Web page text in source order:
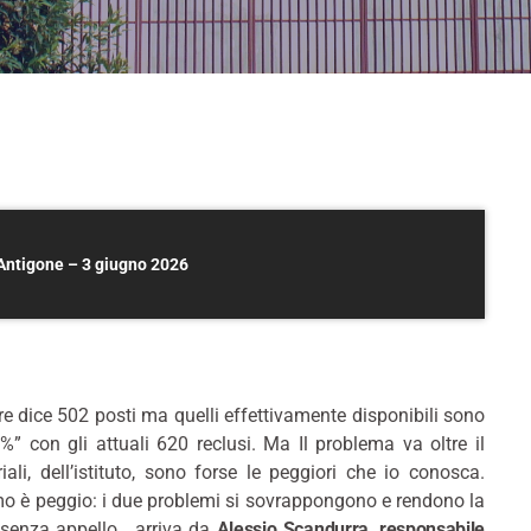
– 3 giugno 2026
dice 502 posti ma quelli effettivamente disponibili sono
con gli attuali 620 reclusi. Ma Il problema va oltre il
dell’istituto, sono forse le peggiori che io conosca.
è peggio: i due problemi si sovrappongono e rendono la